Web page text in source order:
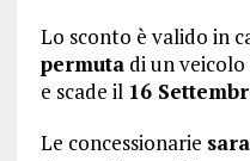
Lo sconto è valido in
permutadi un veicolo
e scade il 16
Le concessionarie